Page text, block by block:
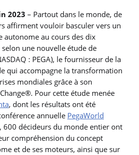
2023 – Partout dans le monde, de
affirment vouloir basculer vers un
autonome au cours des dix
une nouvelle étude de
: PEGA), le fournisseur de la
qui accompagne la transformation
mondiales grâce à son
Pour cette étude menée
, dont les résultats ont été
annuelle PegaWorld
600 décideurs du monde entier ont
compréhension du concept
et de ses moteurs, ainsi que sur